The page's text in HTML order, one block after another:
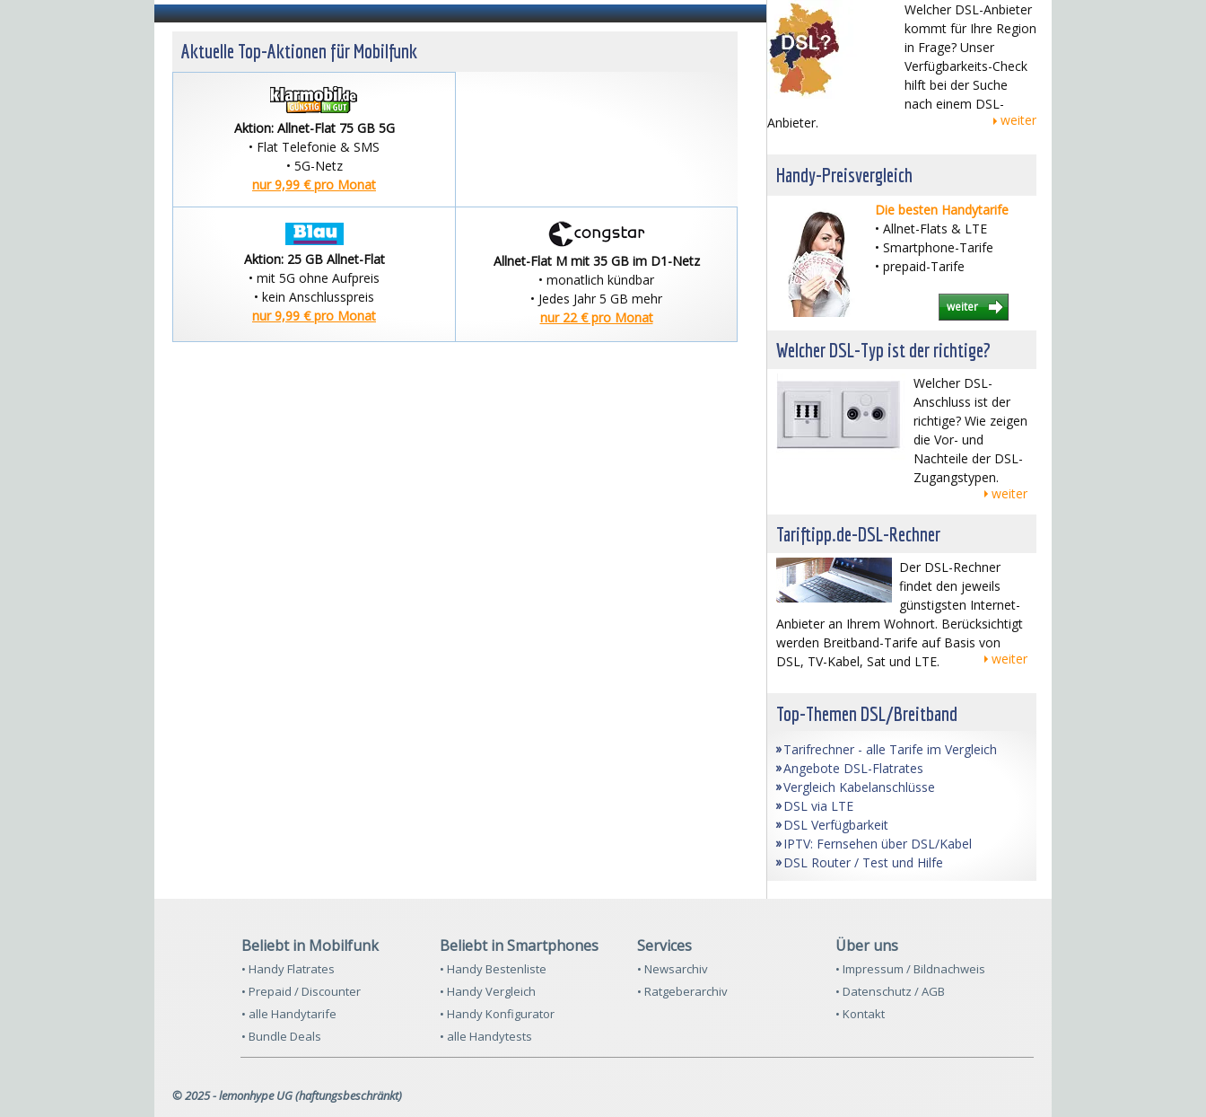
Aktuelle Top-Aktionen für Mobilfunk
Aktion: Allnet-Flat 75 GB 5G
• Flat Telefonie & SMS
• 5G-Netz
nur 9,99 € pro Monat
Aktion: 25 GB Allnet-Flat
• mit 5G ohne Aufpreis
• kein Anschlusspreis
nur 9,99 € pro Monat
Allnet-Flat M mit 35 GB im D1-Netz
• monatlich kündbar
• Jedes Jahr 5 GB mehr
nur 22 € pro Monat
Welcher DSL-Anbieter
kommt für Ihre Region
in Frage? Unser
Verfügbarkeits-Check
hilft bei der Suche
nach einem DSL-
Anbieter.
weiter
Handy-Preisvergleich
Die besten Handytarife
• Allnet-Flats & LTE
• Smartphone-Tarife
• prepaid-Tarife
weiter
Welcher DSL-Typ ist der richtige?
Welcher DSL-
Anschluss ist der
richtige? Wie zeigen
die Vor- und
Nachteile der DSL-
Zugangstypen.
weiter
Tariftipp.de-DSL-Rechner
Der DSL-Rechner
findet den jeweils
günstigsten Internet-
Anbieter an Ihrem Wohnort. Berücksichtigt
werden Breitband-Tarife auf Basis von
DSL, TV-Kabel, Sat und LTE.
weiter
Top-Themen DSL/Breitband
Tarifrechner - alle Tarife im Vergleich
Angebote DSL-Flatrates
Vergleich Kabelanschlüsse
DSL via LTE
DSL Verfügbarkeit
IPTV: Fernsehen über DSL/Kabel
DSL Router / Test und Hilfe
Beliebt in Mobilfunk
• Handy Flatrates
• Prepaid / Discounter
• alle Handytarife
• Bundle Deals
Beliebt in Smartphones
• Handy Bestenliste
• Handy Vergleich
• Handy Konfigurator
• alle Handytests
Services
• Newsarchiv
• Ratgeberarchiv
Über uns
• Impressum / Bildnachweis
• Datenschutz / AGB
• Kontakt
© 2025 - lemonhype UG (haftungsbeschränkt)